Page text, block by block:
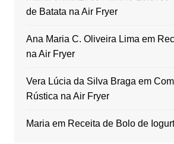
de Batata na Air Fryer
Ana Maria C. Oliveira Lima em
na Air Fryer
Vera Lúcia da Silva Braga em
Rústica na Air Fryer
Maria em Receita de Bolo de